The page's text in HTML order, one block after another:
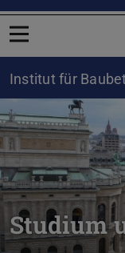
Menü öffnen
Institut für
Studium